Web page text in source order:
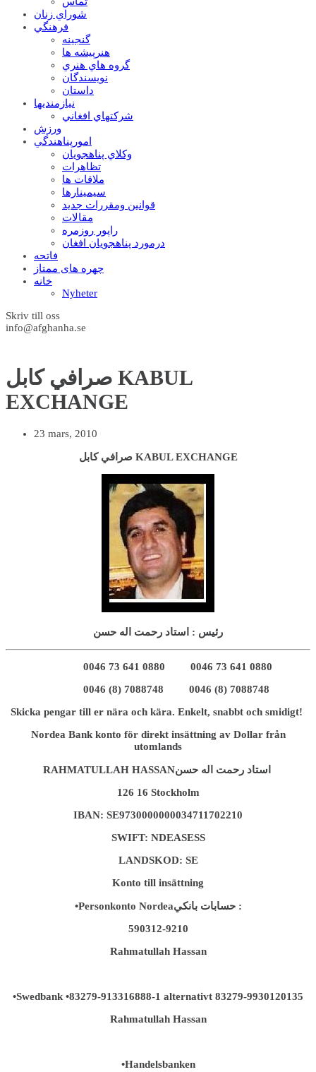
شوراي زنان
فرهنگي
گنجينه
هنرپيشه ها
گروه هاي هنري
نويسندگان
داستان
نيازمنديها
شرکتهاي افغاني
ورزش
امورپناهندگي
وکلاي پناهجويان
تظاهرات
ملاقات ها
سيمينارها
قوانين ومقررات جديد
مقالات
راپور روزمره
درمورد پناهجويان افغان
فاتحه
چهره های ممتاز
خانه
Nyheter
Skriv till oss
info@afghanha.se
صرافي کابل KABUL
EXCHANGE
23 mars, 2010
صرافي کابل KABUL EXCHANGE
رئيس : استاد رحمت اله حسن
0046 73 641 0880 0046 73 641 0880
0046 (8) 7088748 0046 (8) 7088748
Skicka pengar till er nära och kära. Enkelt, snabbt och smidigt!
Nordea Bank konto för direkt insättning av Dollar från
utomlands
126 16 Stockholm
IBAN: SE9730000000034711702210
SWIFT: NDEASESS
LANDSKOD: SE
Konto till insättning
•Personkonto Nordeaحسابات بانکي :
590312-9210
Rahmatullah Hassan
•Swedbank •83279-913316888-1 alternativt 83279-9930120135
Rahmatullah Hassan
•Handelsbanken